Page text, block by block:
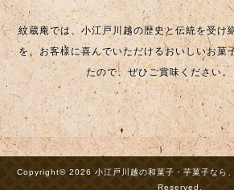
紋蔵庵では、小江戸川越の歴史と伝統を受け
を、お客様に喜んでいただけるおいしいお菓
たので、ぜひご賞味ください。
Copyright© 2026 小江戸川越の和菓子・芋菓子なら
Reserved.